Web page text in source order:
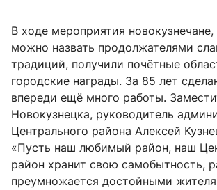
В ходе мероприятия
можно назвать продолжателями
традиций, получили почётные
городские награды. За 85 лет
впереди ещё много работы.
Новокузнецка, руководитель
Центрального района Алексей
«Пусть наш любимый район, наш
район хранит свою самобытность,
преумножается достойными